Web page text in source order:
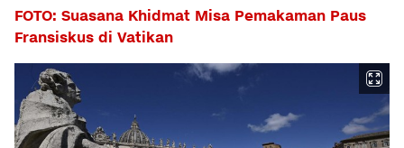
FOTO: Suasana Khidmat Misa Pemakaman Paus
Fransiskus di Vatikan